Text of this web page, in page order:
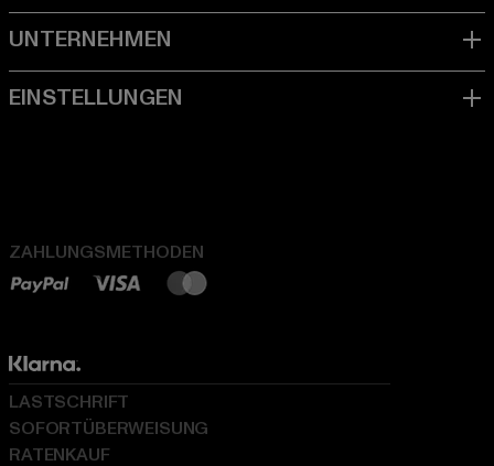
ZAHLUNGSMETHODEN
LASTSCHRIFT
SOFORTÜBERWEISUNG
RATENKAUF